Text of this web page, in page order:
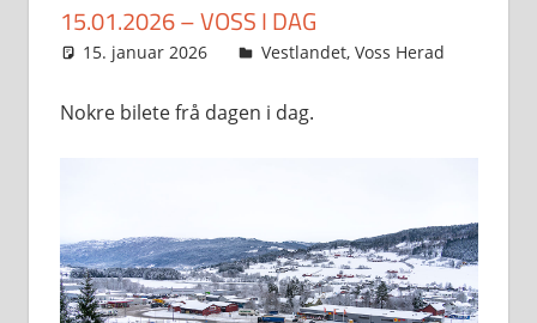
15.01.2026 – VOSS I DAG
15. januar 2026 Svein
Vestlandet, Voss Herad
Nokre bilete frå dagen i dag.